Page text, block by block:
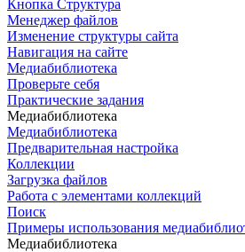
Кнопка Структура
Менеджер файлов
Изменение структуры сайта
Навигация на сайте
Медиабиблиотека
Проверьте себя
Практические задания
Медиабиблиотека
Медиабиблиотека
Предварительная настройка
Коллекции
Загрузка файлов
Работа с элементами коллекций
Поиск
Примеры использования
Медиабиблиотека